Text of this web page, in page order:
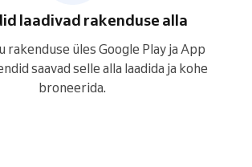
laadivad rakenduse alla
rakenduse üles Google Play ja App
saavad selle alla laadida ja kohe
broneerida.